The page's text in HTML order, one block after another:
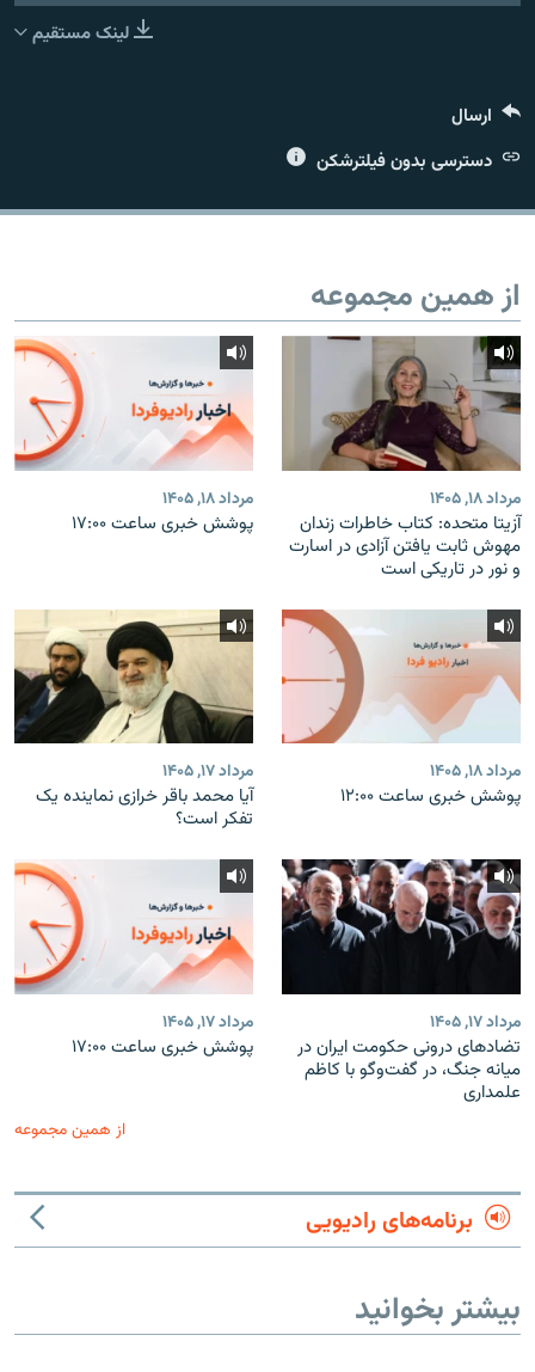
لینک مستقیم
ارسال
دسترسی بدون فیلترشکن
از همین مجموعه
مرداد ۱۸, ۱۴۰۵
آزیتا متحده: کتاب خاطرات زندان
مهوش ثابت یافتن آزادی در اسارت
و نور در تاریکی است
مرداد ۱۸, ۱۴۰۵
پوشش خبری ساعت ۱۷:۰۰
مرداد ۱۸, ۱۴۰۵
پوشش خبری ساعت ۱۲:۰۰
مرداد ۱۷, ۱۴۰۵
آیا محمد باقر خرازی نماینده یک
تفکر است؟
مرداد ۱۷, ۱۴۰۵
تضادهای درونی حکومت ایران در
میانه جنگ، در گفت‌‌وگو با کاظم
علمداری
مرداد ۱۷, ۱۴۰۵
پوشش خبری ساعت ۱۷:۰۰
از همین مجموعه
برنامه‌های رادیویی
بیشتر بخوانید